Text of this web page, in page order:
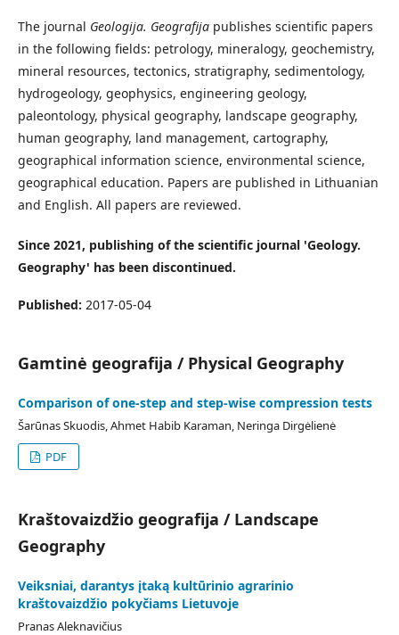
The journal Geologija. Geografija publishes scientific papers
in the following fields: petrology, mineralogy, geochemistry,
mineral resources, tectonics, stratigraphy, sedimentology,
hydrogeology, geophysics, engineering geology,
paleontology, physical geography, landscape geography,
human geography, land management, cartography,
geographical information science, environmental science,
geographical education. Papers are published in Lithuanian
and English. All papers are reviewed.
Since 2021, publishing of the scientific journal 'Geology.
Geography' has been discontinued.
Published: 2017-05-04
Gamtinė geografija / Physical Geography
Comparison of one-step and step-wise compression tests
Šarūnas Skuodis, Ahmet Habib Karaman, Neringa Dirgėlienė
PDF
Kraštovaizdžio geografija / Landscape
Geography
Veiksniai, darantys įtaką kultūrinio agrarinio
kraštovaizdžio pokyčiams Lietuvoje
Pranas Aleknavičius